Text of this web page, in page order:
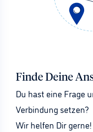
Finde Deine
Du hast eine Frage
Verbindung setzen?
Wir helfen Dir gerne!